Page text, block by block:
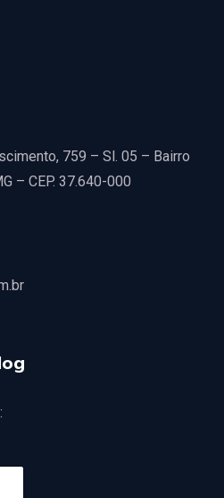
759 – Sl. 05 – Bairro
– CEP. 37.640-000